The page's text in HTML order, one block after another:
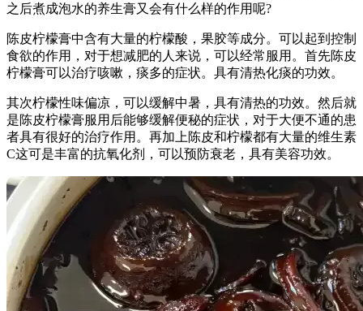
之后煮成泡水的养生膏又会有什么样的作用呢?
陈皮柠檬膏中含有大量的柠檬酸，果胶等成分。可以起到控制
食欲的作用，对于想减肥的人来说，可以经常服用。首先陈皮
柠檬膏可以治疗咳嗽，痰多的症状。具有清热化痰的功效。
其次柠檬性味偏凉，可以缓解中暑，具有清热的功效。然后就
是陈皮柠檬膏服用后能够缓解便秘的症状，对于大便不通的患
者具有很好的治疗作用。再加上陈皮和柠檬都有大量的维生素
C这可是丰富的抗氧化剂，可以预防衰老，具有美容功效。